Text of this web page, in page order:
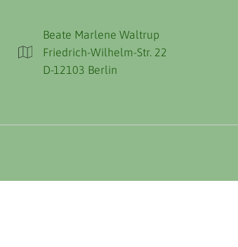
Beate Marlene Waltrup
Friedrich-Wilhelm-Str. 22
D-12103 Berlin